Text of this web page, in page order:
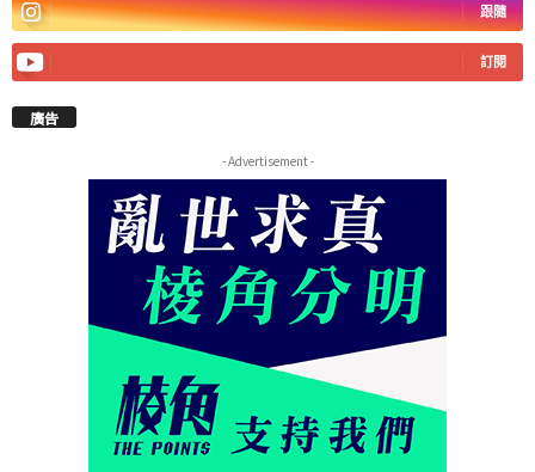
跟隨
訂閱
廣告
- Advertisement -